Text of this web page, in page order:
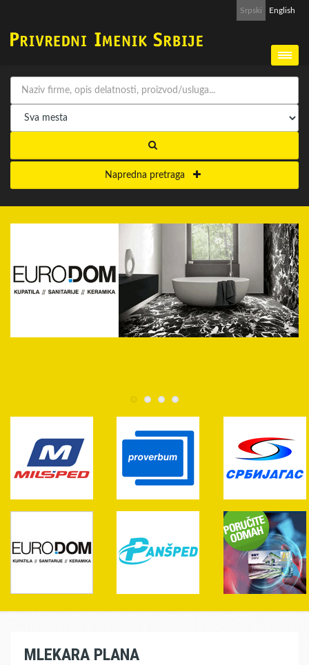
Srpski English
Napredna pretraga
MLEKARA PLANA